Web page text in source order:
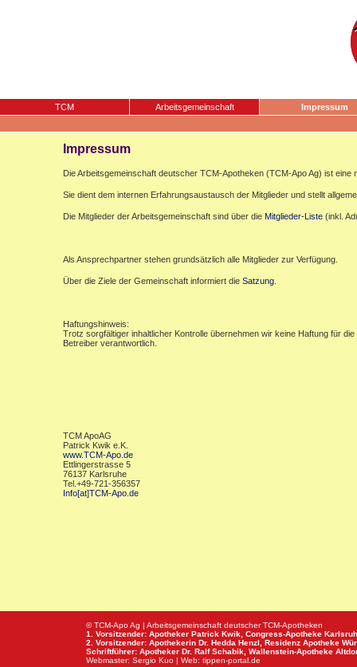
TCM Arbeitsgemeinschaft Impressum
Impressum
Die Arbeitsgemeinschaft deutscher TCM-Apotheken (TCM-Apo Ag) ist eine
Sie dient dem internen Erfahrungsaustausch der Mitglieder und stellt
Die Mitglieder der Arbeitsgemeinschaft sind über die Mitglieder-Liste (inkl.
Als Ansprechpartner stehen grundsätzlich alle Mitglieder zur Verfügung.
Über die Ziele der Gemeinschaft informiert die Satzung
Haftungshinweis:
Trotz sorgfältiger inhaltlicher Kontrolle übernehmen wir keine Haftung für
Betreiber verantwortlich.
TCM ApoAG
Patrick Kwik e.K.
www.TCM-Apo.de
Ettlingerstrasse 5
76137 Karlsruhe
Tel.+49-721-356357
Info[at]TCM-Apo.de
© TCM-Apo Ag | Arbeitsgemeinschaft deutscher TCM-Apotheken
1. Vorsitzender: Apotheker Patrick Kwik, Congress-Apotheke
2. Vorsitzender: Apothekerin Dr. Hedda Henzl, Residenz Apotheke
Schriftführer: Apotheker Dr. Ralf Schabik, Wallenstein-Apotheke
Webmaster: Sergio Kuo | Web: tippen-portal.de